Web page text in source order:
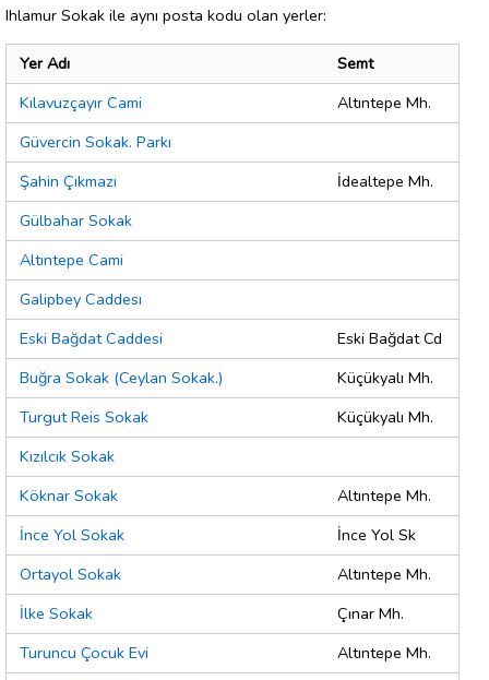
Ihlamur Sokak ile aynı posta kodu olan yerler:
Yer Adı
Semt
Kılavuzçayır Cami
Altıntepe Mh.
Güvercin Sokak. Parkı
Şahin Çıkmazı
İdealtepe Mh.
Gülbahar Sokak
Altıntepe Cami
Galipbey Caddesı
Eski Bağdat Caddesi
Eski Bağdat Cd
Buğra Sokak (Ceylan Sokak.)
Küçükyalı Mh.
Turgut Reis Sokak
Küçükyalı Mh.
Kızılcık Sokak
Köknar Sokak
Altıntepe Mh.
İnce Yol Sokak
İnce Yol Sk
Ortayol Sokak
Altıntepe Mh.
İlke Sokak
Çınar Mh.
Turuncu Çocuk Evi
Altıntepe Mh.